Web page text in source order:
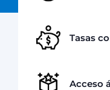
Tasas
Acceso